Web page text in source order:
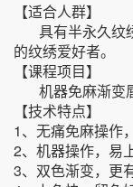
【适合人群】
具有半永久纹
的纹绣爱好者。
【课程项目】
机器免麻渐变
【技术特点】
1、无痛免麻操作
2、机器操作，易
3、双色渐变，更